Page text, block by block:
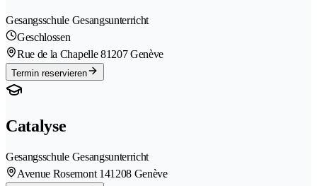
Gesangsschule Gesangsunterricht
Geschlossen
Rue de la Chapelle 81207 Genève
Termin reservieren
Catalyse
Gesangsschule Gesangsunterricht
Avenue Rosemont 141208 Genève